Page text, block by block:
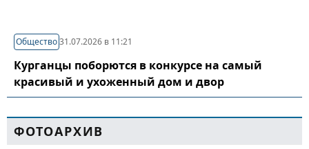
Общество31.07.2026 в 11:21
Курганцы поборются в конкурсе на самый
красивый и ухоженный дом и двор
ФОТОАРХИВ